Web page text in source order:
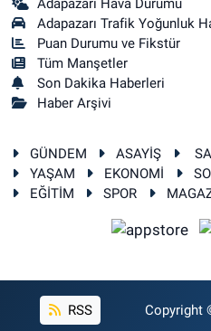
Adapazarı Hava Durumu
Adapazarı Trafik Yoğunluk
Puan Durumu ve Fikstür
Tüm Manşetler
Son Dakika Haberleri
Haber Arşivi
GÜNDEM ASAYİŞ
YAŞAM
EKONOMİ
EĞİTİM
SPOR
RSS Copyright